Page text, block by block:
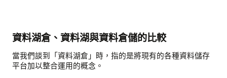
資料湖倉、資料湖與資料倉儲的比較
當我們談到「資料湖倉」時，指的是將現有的各種資料儲存
平台加以整合運用的概念。